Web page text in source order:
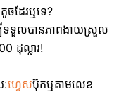
ចដែរឬទេ?
បីទទួលបានភាពងាយស្រួល
ដុល្លារ!
ហ្វេសប៊ុកឬតាមលេខ